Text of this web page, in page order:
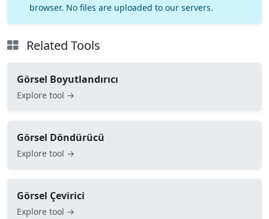
browser. No files are uploaded to our servers.
Related Tools
Görsel Boyutlandırıcı
Explore tool →
Görsel Döndürücü
Explore tool →
Görsel Çevirici
Explore tool →